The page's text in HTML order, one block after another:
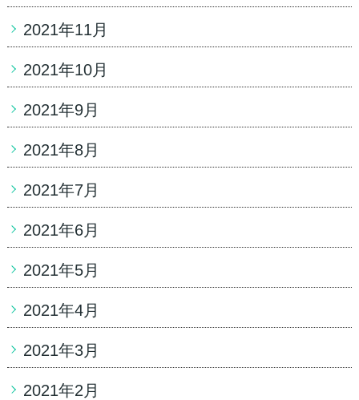
2021年11月
2021年10月
2021年9月
2021年8月
2021年7月
2021年6月
2021年5月
2021年4月
2021年3月
2021年2月